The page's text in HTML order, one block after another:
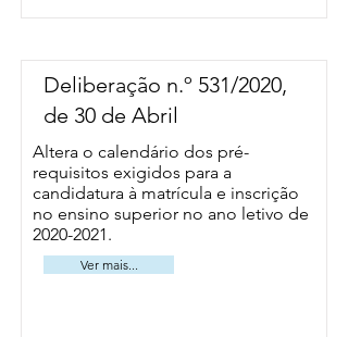
Deliberação n.º 531/2020,
de 30 de Abril
Altera o calendário dos pré-
requisitos exigidos para a
candidatura à matrícula e inscrição
no ensino superior no ano letivo de
2020-2021.
Ver mais...